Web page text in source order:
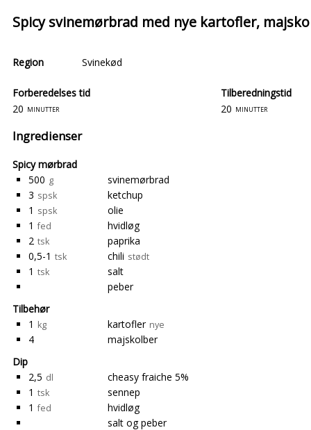
Spicy svinemørbrad med nye kartofler,
Region Svinekød
Forberedelses tid
20 minutter
Tilberedningstid
20 minutter
Ingredienser
Spicy mørbrad
500 g
svinemørbrad
3 spsk
ketchup
1 spsk
olie
1 fed
hvidløg
2 tsk
paprika
0,5-1 tsk chili stødt
1 tsk
salt
peber
Tilbehør
1 kg kartofler nye
4
majskolber
Dip
2,5 dl
cheasy fraiche 5%
1 tsk
sennep
1 fed
hvidløg
salt og peber